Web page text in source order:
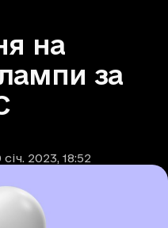
на
за
січ. 2023, 18:52